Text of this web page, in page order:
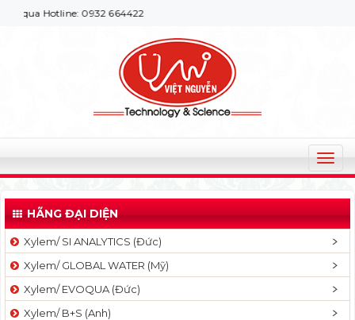
0932 664422
T
o
g
l
v
HÃNG ĐẠI DIỆN
Xylem/ SI ANALYTICS (Đức)
Xylem/ GLOBAL WATER (Mỹ)
Xylem/ EVOQUA (Đức)
Xylem/ B+S (Anh)